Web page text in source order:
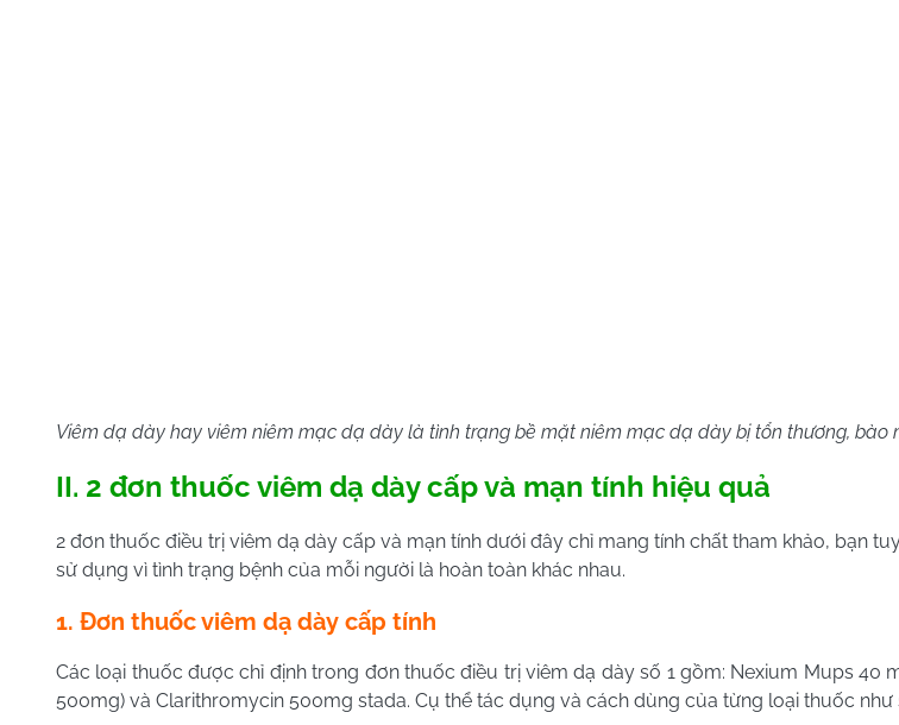
Viêm dạ dày hay viêm niêm mạc dạ dày là tình trạng bề mặt niêm mạc dạ dày bị tổn thương, bào
II. 2 đơn thuốc viêm dạ dày cấp và mạn tính hiệu quả
2 đơn thuốc điều trị viêm dạ dày cấp và mạn tính dưới đây chỉ mang tính chất tham khảo, bạn
sử dụng vì tình trạng bệnh của mỗi người là hoàn toàn khác nhau.
1. Đơn thuốc viêm dạ dày cấp tính
Các loại thuốc được chỉ định trong đơn thuốc điều trị viêm dạ dày số 1 gồm: Nexium Mups 40
500mg) và Clarithromycin 500mg stada. Cụ thể tác dụng và cách dùng của từng loại thuốc như